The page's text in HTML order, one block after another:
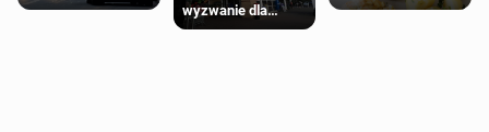
Londynie
wyzwanie dla
posiadaczy kart